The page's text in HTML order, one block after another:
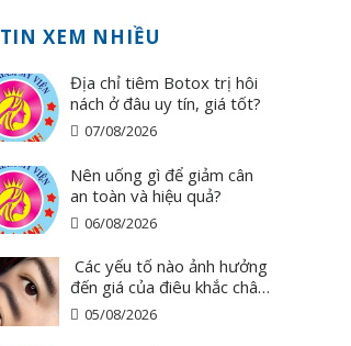
TIN XEM NHIỀU
Địa chỉ tiêm Botox trị hôi
nách ở đâu uy tín, giá tốt?
07/08/2026
Nên uống gì để giảm cân
an toàn và hiệu quả?
06/08/2026
Các yếu tố nào ảnh hưởng
đến giá của điêu khắc chân
mày ?
05/08/2026